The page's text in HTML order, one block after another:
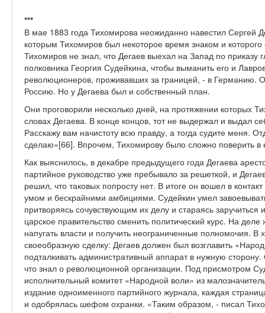
***
В мае 1883 года Тихомирова неожиданно навестил Сергей
которым Тихомиров был некоторое время знаком и которого
Тихомиров не знал, что Дегаев выехал на Запад по приказу
полковника Георгия Судейкина, чтобы выманить его и
революционеров, проживавших за границей, - в Германию.
Россию. Но у Дегаева был и собственный план.
Они проговорили несколько дней, на протяжении которых
словах Дегаева. В конце концов, тот не выдержал и выдал
Расскажу вам начистоту всю правду, а тогда судите меня.
сделаю»[66]. Впрочем, Тихомирову было сложно поверить в
Как выяснилось, в декабре предыдущего года Дегаева
партийное руководство уже пребывало за решеткой, и
решил, что таковых попросту нет. В итоге он вошел в
умом и бескрайними амбициями. Судейкин умел
притворяясь сочувствующим их делу и стараясь
царское правительство сменить политический курс. На
напугать власти и получить неограниченные полномочия.
своеобразную сделку: Дегаев должен был возглавить
подталкивать административный аппарат в нужную
что знал о революционной организации. Под присмотром
исполнительный комитет «Народной воли» из
издание одноименного партийного журнала, каждая
и одобрялась шефом охранки. «Таким образом, - писал